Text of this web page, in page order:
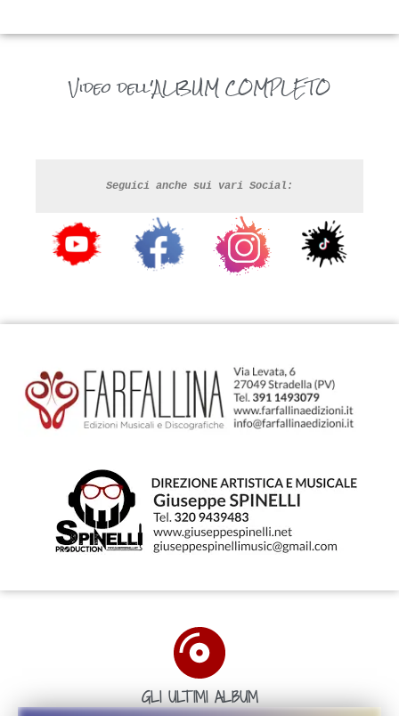
Video dell'ALBUM COMPLETO
Seguici anche sui vari Social:
GLI ULTIMI ALBUM